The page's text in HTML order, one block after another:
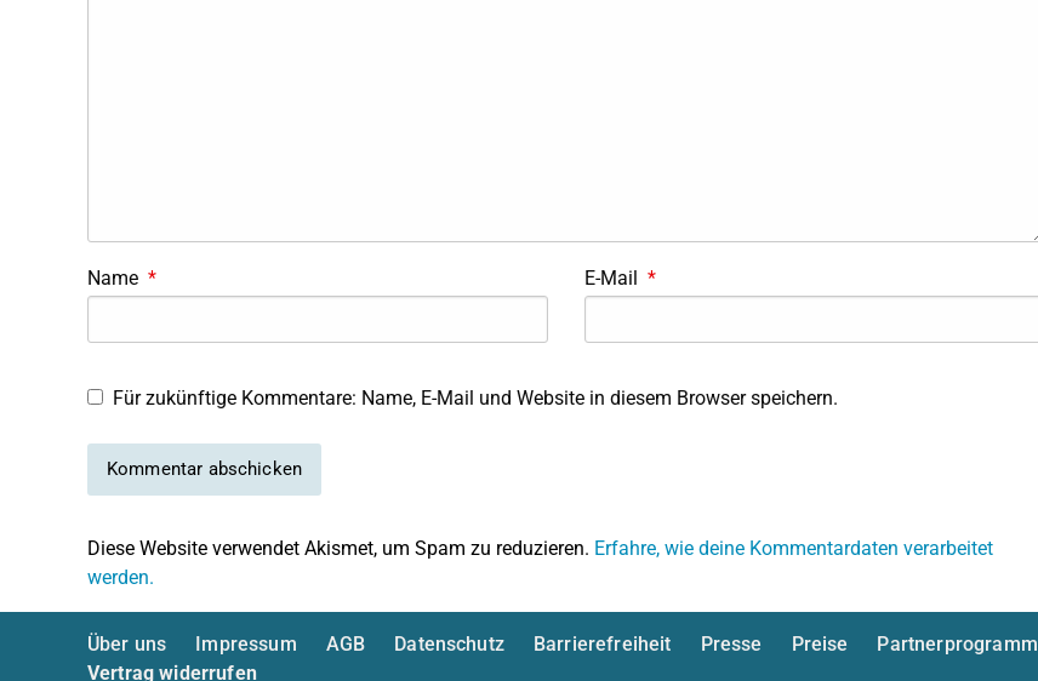
Name * E-Mail *
Für zukünftige Kommentare: Name, E-Mail und Website in diesem Browser speichern.
Diese Website verwendet Akismet, um Spam zu reduzieren. Erfahre, wie deine Kommentardaten verarbeitet
werden.
Über uns Impressum AGB Datenschutz Barrierefreiheit Presse Preise
Partnerprogramm
Vertrag widerrufen